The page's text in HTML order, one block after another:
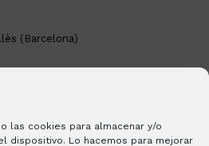
las cookies para almacenar y/o
dispositivo. Lo hacemos para mejorar
(Barcelona)